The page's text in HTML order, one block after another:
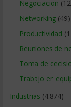
Negociacion
Networking(49)
Productividad
Reuniones de
Toma de
Trabajo en
Industrias (4.874)